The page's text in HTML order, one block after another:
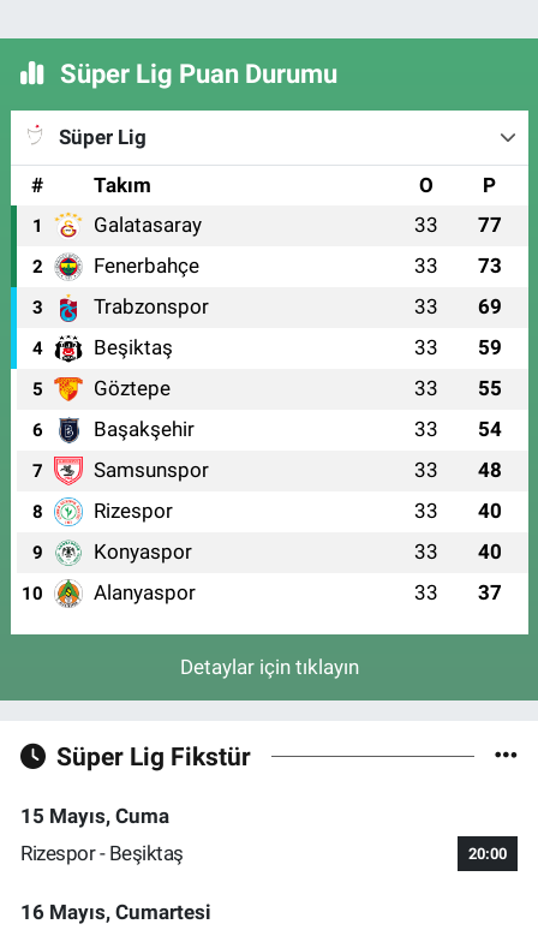
Süper Lig Puan Durumu
Süper Lig
#
Takım O P
1 Galatasaray 33 77
2 Fenerbahçe 33 73
3 Trabzonspor 33 69
4 Beşiktaş 33 59
5 Göztepe 33 55
6 Başakşehir 33 54
7 Samsunspor 33 48
8 Rizespor 33 40
9 Konyaspor 33 40
10 Alanyaspor 33 37
Detaylar için tıklayın
Süper Lig Fikstür
15 Mayıs, Cuma
Rizespor - Beşiktaş
20:00
16 Mayıs, Cumartesi